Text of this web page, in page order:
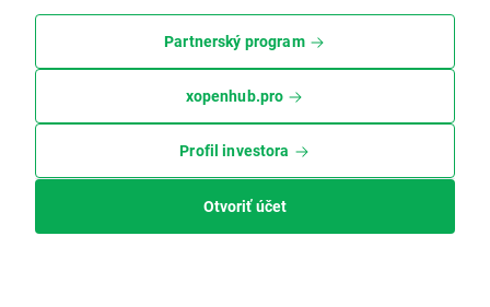
Partnerský program
xopenhub.pro
Profil investora
Otvoriť účet